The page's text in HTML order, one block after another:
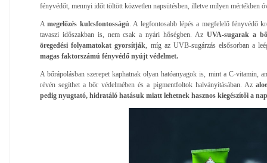
fényvédőt, mennyi időt töltött közvetlen napsütésben, illetve milyen mértékben
Amegelőzés kulcsfontosságú . A legfontosabb lépés a megfelelő fényvédő
tavaszi időszakban is, nem csak a nyári hőségben. AzUVA-sugarak a
öregedési folyamatokat gyorsítják , míg az UVB-sugárzás elsősorban a
magas faktorszámú fényvédő nyújt védelmet.
A bőrápolásban szerepet kaphatnak olyan hatóanyagok is, mint a C-vitamin,
révén segíthet a bőr védelmében és a pigmentfoltok halványításában. Az
pedig nyugtató, hidratáló hatásuk miatt lehetnek hasznos kiegészítői a